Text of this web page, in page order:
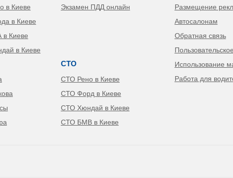
в Киеве
в Киеве
в Киеве
в Киеве
Экзамен ПДД онлайн
СТО
СТО Рено в Киеве
СТО Форд в Киеве
СТО Хюндай в Киеве
СТО БМВ в Киеве
Размещение
Автосалонам
Обратная связь
Использование
Работа для